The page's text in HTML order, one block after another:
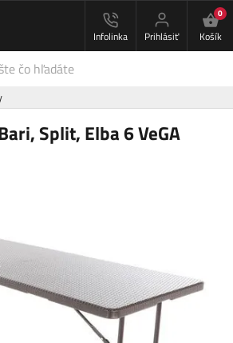
Infolinka Prihlásiť
0
Košík
Split, Elba 6 VeGA